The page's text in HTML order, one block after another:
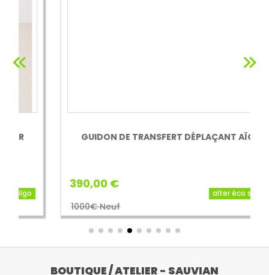
GUIDON DE TRANSFERT DÉPLAÇANT AÏGO
390,00 €
1000€ Neuf
alter éco santé
BOUTIQUE / ATELIER - SAUVIAN